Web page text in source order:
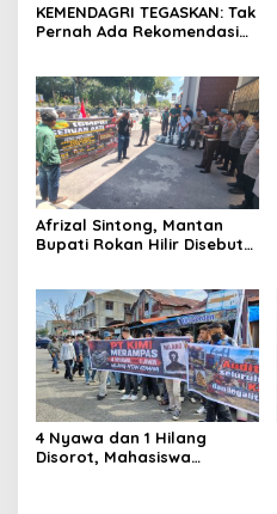
KEMENDAGRI TEGASKAN: Tak
Pernah Ada Rekomendasi
Afrizal Sintong, Mantan
Bupati Rokan Hilir Disebut
Desak Usut Dividen Rp331,7
Miliar
4 Nyawa dan 1 Hilang
Disorot, Mahasiswa